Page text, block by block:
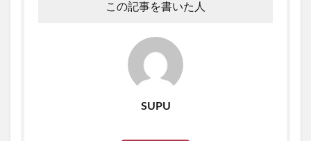
この記事を書いた人
SUPU